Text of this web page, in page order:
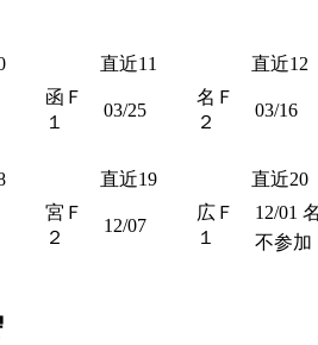
直近11 直近12
函Ｆ
１
03/25
名Ｆ
２
03/16
直近19 直近20
宮Ｆ
２
12/07
広Ｆ
１
12/01
不参加